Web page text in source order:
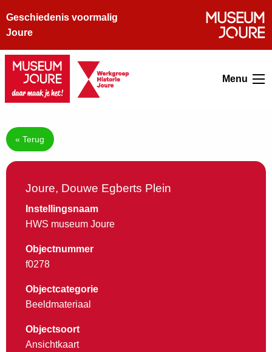
Geschiedenis voormalig
Joure
Menu
« Terug
Joure, Douwe Egberts Plein
Instellingsnaam
HWS museum Joure
Objectnummer
f0278
Objectcategorie
Beeldmateriaal
Objectsoort
Ansichtkaart